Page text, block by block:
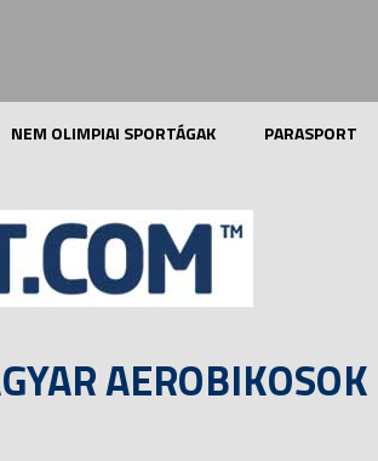
NEM OLIMPIAI SPORTÁGAK PARASPORT
AEROBIKOSOK